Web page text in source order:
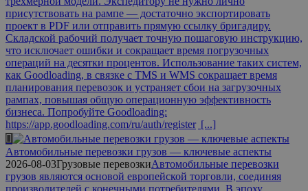
присутствовать на рампе — достаточно экспортировать
проект в PDF или отправить прямую ссылку бригадиру.
Складской рабочий получает точную пошаговую инструкцию,
что исключает ошибки и сокращает время погрузочных
операций на десятки процентов. Использование таких систем,
как Goodloading, в связке с TMS и WMS сокращает время
планирования перевозок и устраняет сбои на загрузочных
рампах, повышая общую операционную эффективность
бизнеса. Попробуйте Goodloading:
https://app.goodloading.com/ru/auth/register [...]
Автомобильные перевозки грузов — ключевые аспекты
2026-08-03Грузовые перевозкиАвтомобильные перевозки
грузов являются основой европейской торговли, соединяя
производителей с конечными потребителями. В эпоху